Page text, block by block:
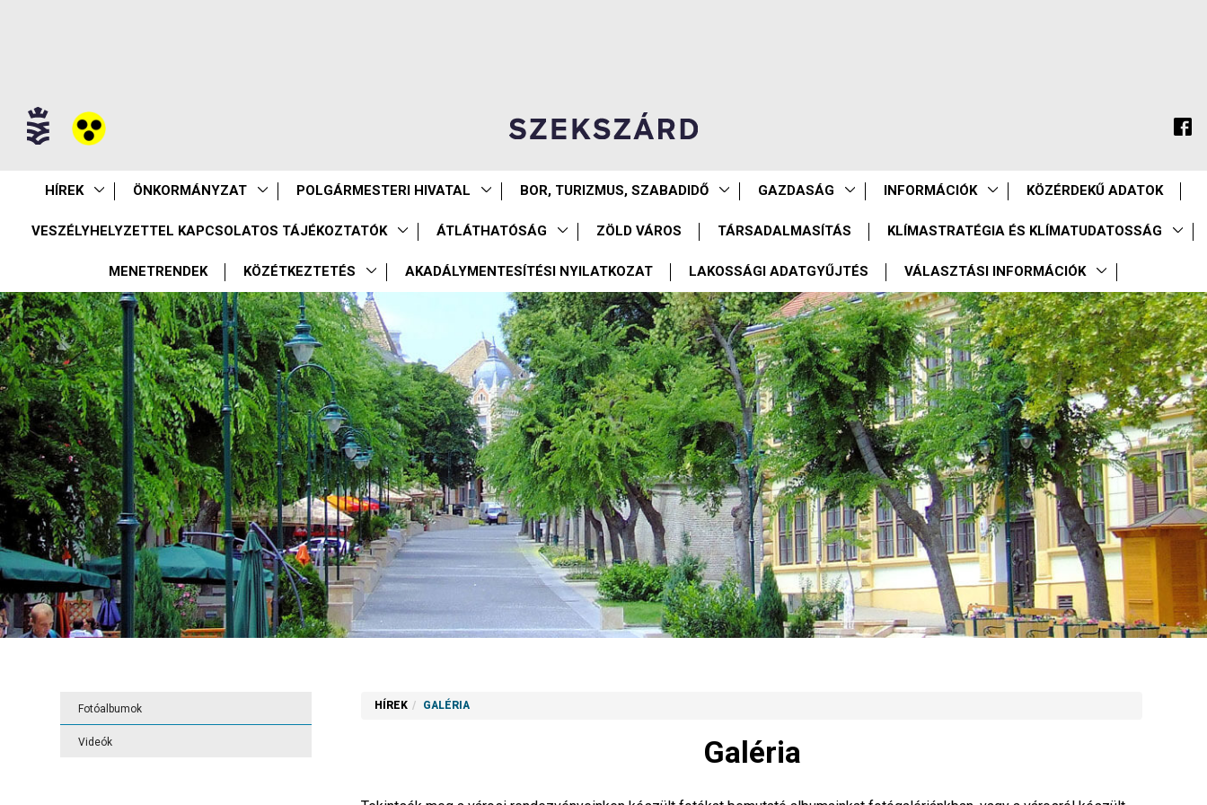
HÍREK ÖNKORMÁNYZAT POLGÁRMESTERI HIVATAL BOR, TURIZMUS, SZABADIDŐ GAZDASÁG INFORMÁCIÓK KÖZÉRDEKŰ ADATOK
VESZÉLYHELYZETTEL KAPCSOLATOS TÁJÉKOZTATÓK ÁTLÁTHATÓSÁG ZÖLD VÁROS TÁRSADALMASÍTÁS KLÍMASTRATÉGIA ÉS KLÍMATUDATOSSÁG
MENETRENDEK KÖZÉTKEZTETÉS AKADÁLYMENTESÍTÉSI NYILATKOZAT LAKOSSÁGI ADATGYŰJTÉS VÁLASZTÁSI INFORMÁCIÓK
Fotóalbumok
Videók
HÍREK GALÉRIA
Galéria